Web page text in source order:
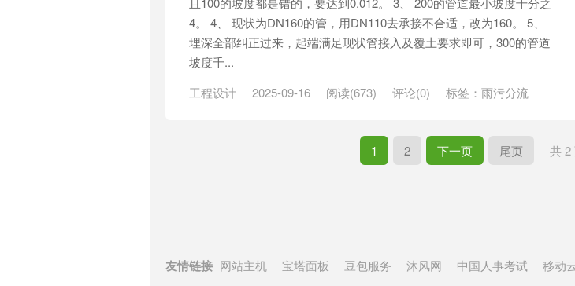
4。 4、 现状为DN160的管，用DN110去承接不合适，改为160。 5、
埋深全部纠正过来，起端满足现状管接入及覆土要求即可，300的管道
坡度千...
工程设计 2025-09-16 阅读(673) 评论(0) 标签： 雨污分流
1 2 下一页 尾页 共 2
友情链接 网站主机 宝塔面板 豆包服务 沐风网 中国人事考试 移动